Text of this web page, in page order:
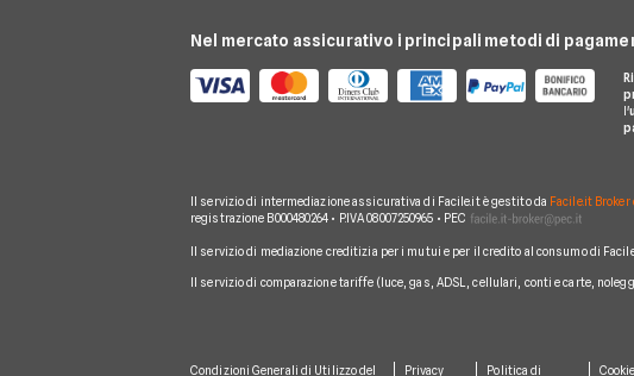
Nel mercato assicurativo i principali metodi di
l'
Il servizio di intermediazione assicurativa di Facile.it è gestito da Facile.it
registrazione B000480264 • P.IVA 08007250965 • PEC
Il servizio di mediazione creditizia per i mutui e per il credito al consumo di
Il servizio di comparazione tariffe (luce, gas, ADSL, cellulari, conti e carte,
Condizioni Generali di Utilizzo del Privacy Politica di Cookie